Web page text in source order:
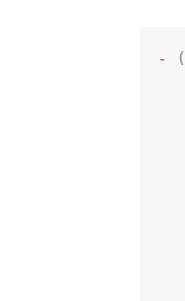
- (